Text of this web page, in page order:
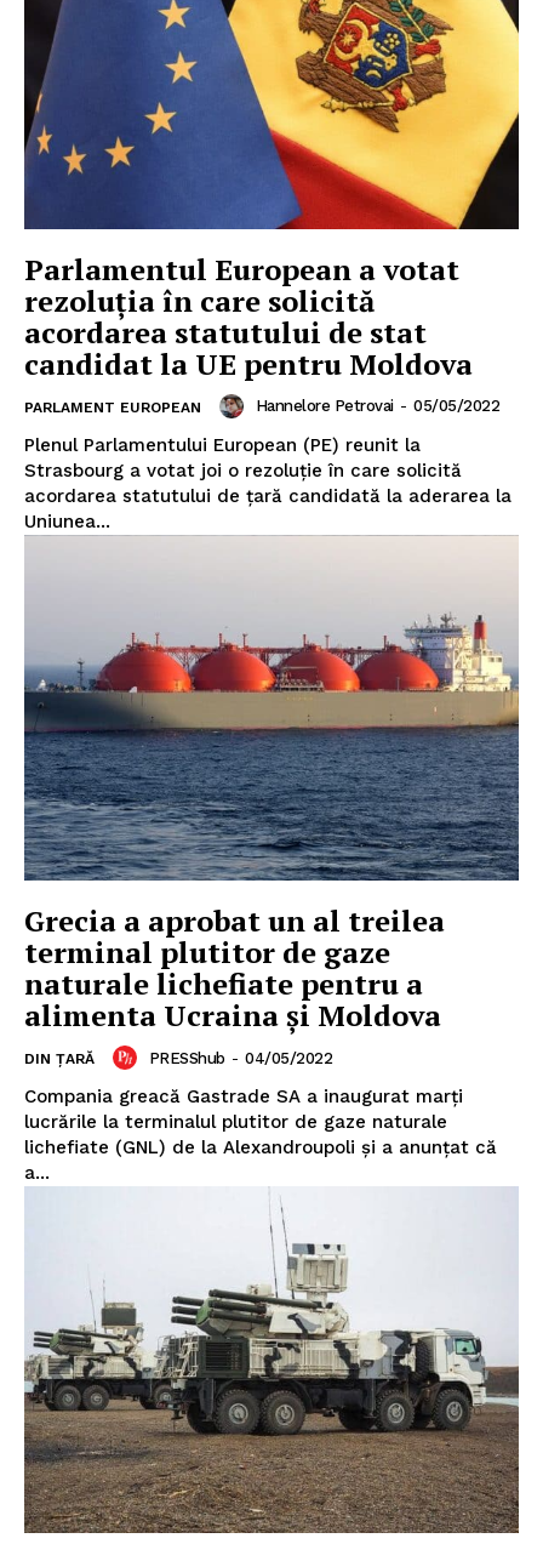
Parlamentul European a votat
rezoluția în care solicită
acordarea statutului de stat
candidat la UE pentru Moldova
PARLAMENT EUROPEAN Hannelore Petrovai - 05/05/2022
Plenul Parlamentului European (PE) reunit la
Strasbourg a votat joi o rezoluţie în care solicită
acordarea statutului de ţară candidată la aderarea la
Uniunea...
Grecia a aprobat un al treilea
terminal plutitor de gaze
naturale lichefiate pentru a
alimenta Ucraina și Moldova
DIN ȚARĂ PRESShub - 04/05/2022
Compania greacă Gastrade SA a inaugurat marți
lucrările la terminalul plutitor de gaze naturale
lichefiate (GNL) de la Alexandroupoli și a anunțat că
a...